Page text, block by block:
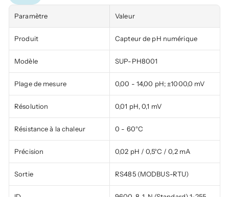
Paramètre Valeur
Produit Capteur de pH numérique
Modèle SUP-PH8001
Plage de mesure 0,00 - 14,00 pH; ±1000,0 mV
Résolution 0,01 pH, 0,1 mV
Résistance à la chaleur 0 - 60°C
Précision 0,02 pH / 0,5°C / 0,2 mA
Sortie RS485 (MODBUS-RTU)